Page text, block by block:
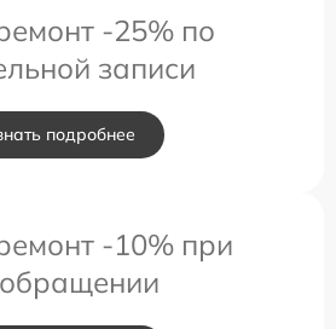
-25% по
записи
подробнее
-10% при